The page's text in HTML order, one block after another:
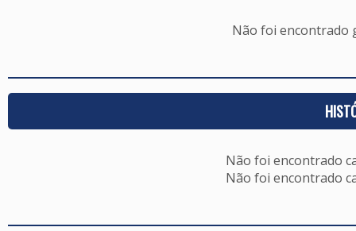
Não foi encontrado
Não foi encontrado
Não foi encontrado